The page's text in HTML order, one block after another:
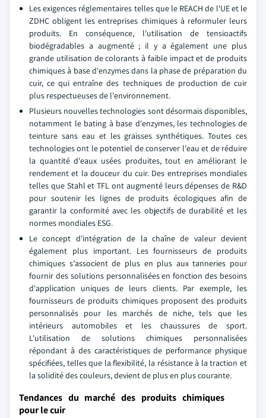
Les exigences réglementaires telles que le REACH de l'UE et le
ZDHC obligent les entreprises chimiques à reformuler leurs
produits. En conséquence, l'utilisation de tensioactifs
biodégradables a augmenté ; il y a également une plus
grande utilisation de colorants à faible impact et de produits
chimiques à base d'enzymes dans la phase de préparation du
cuir, ce qui entraîne des techniques de production de cuir
plus respectueuses de l'environnement.
Plusieurs nouvelles technologies sont désormais disponibles,
notamment le bating à base d'enzymes, les technologies de
teinture sans eau et les graisses synthétiques. Toutes ces
technologies ont le potentiel de conserver l'eau et de réduire
la quantité d'eaux usées produites, tout en améliorant le
rendement et la douceur du cuir. Des entreprises mondiales
telles que Stahl et TFL ont augmenté leurs dépenses de R&D
pour soutenir les lignes de produits écologiques afin de
garantir la conformité avec les objectifs de durabilité et les
normes mondiales ESG.
Le concept d'intégration de la chaîne de valeur devient
également plus important. Les fournisseurs de produits
chimiques s'associent de plus en plus aux tanneries pour
fournir des solutions personnalisées en fonction des besoins
d'application uniques de leurs clients. Par exemple, les
fournisseurs de produits chimiques proposent des produits
personnalisés pour les marchés de niche, tels que les
intérieurs automobiles et les chaussures de sport.
L'utilisation de solutions chimiques personnalisées
répondant à des caractéristiques de performance physique
spécifiées, telles que la flexibilité, la résistance à la traction et
la solidité des couleurs, devient de plus en plus courante.
Tendances du marché des produits chimiques
pour le cuir